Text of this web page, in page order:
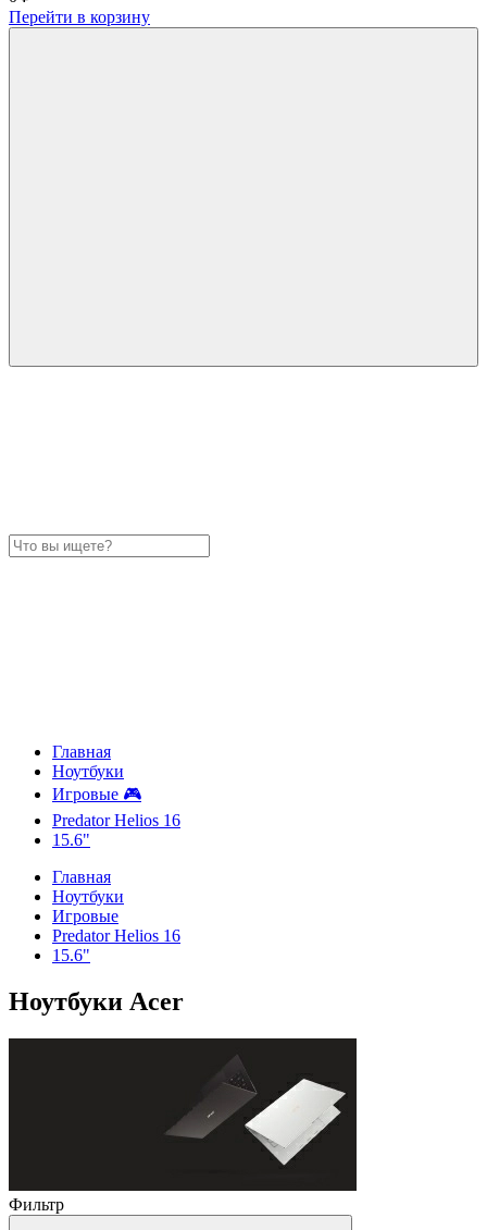
Перейти в корзину
Главная
Ноутбуки
Игровые 🎮
Predator Helios 16
15.6"
Главная
Ноутбуки
Игровые
Predator Helios 16
15.6"
Ноутбуки Acer
Фильтр